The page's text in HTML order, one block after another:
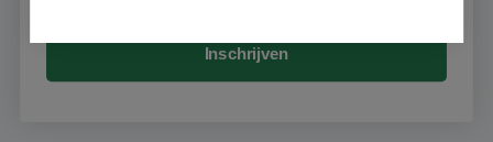
Inschrijven